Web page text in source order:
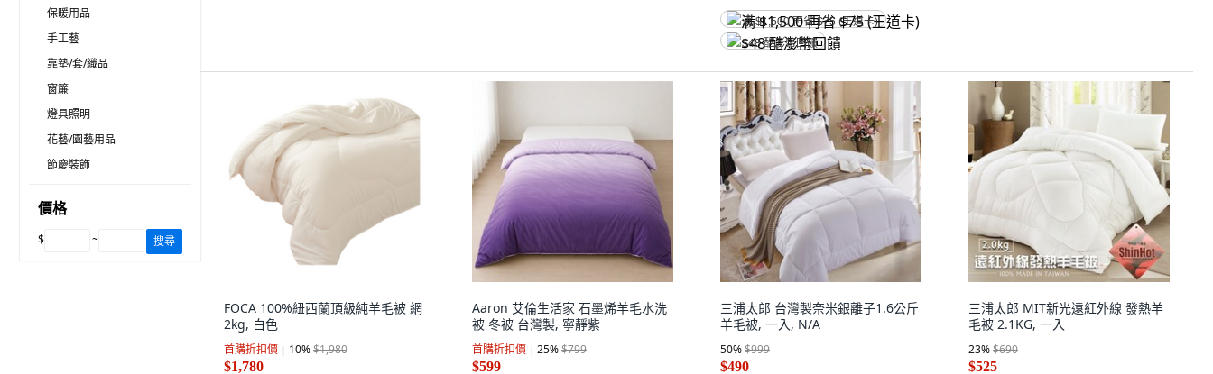
保暖用品
手工藝
靠墊/套/織品
窗簾
燈具照明
花藝/園藝用品
節慶裝飾
價格
$ ~ 搜尋
满 $1,500 再省 $75 (王道卡)
$48 酷澎幣回饋
FOCA 100%紐西蘭頂級純羊毛被 網
2kg, 白色
首購折扣價 10%$1,980
$1,780
Aaron 艾倫生活家 石墨烯羊毛水洗
被 冬被 台灣製, 寧靜紫
首購折扣價 25%$799
$599
三浦太郎 台灣製奈米銀離子1.6公斤
羊毛被, 一入, N/A
50%$999
$490
三浦太郎 MIT新光遠紅外線 發熱羊
毛被 2.1KG, 一入
23%$690
$525